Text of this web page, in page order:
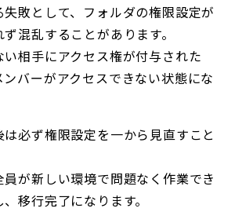
敗として、フォルダの権限設定が
混乱することがあります。
相手にアクセス権が付与された
バーがアクセスできない状態にな
必ず権限設定を一から見直すこと
が新しい環境で問題なく作業でき
移行完了になります。